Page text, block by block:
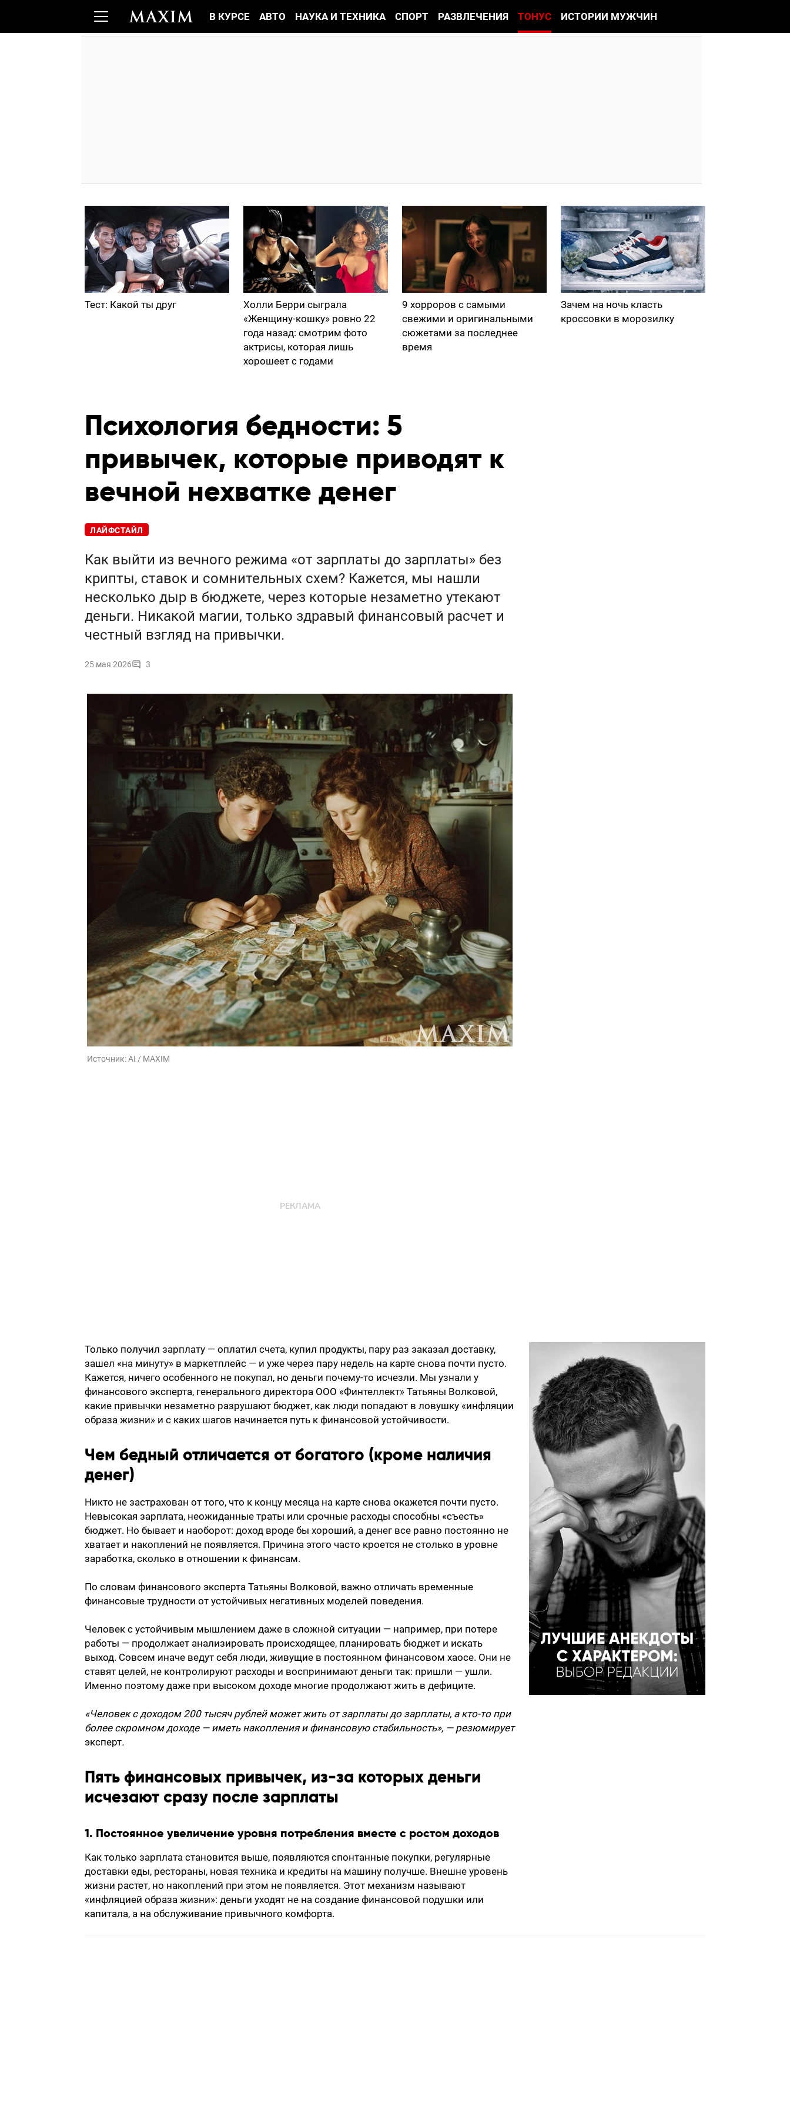
В КУРСЕ АВТО НАУКА И ТЕХНИКА СПОРТ РАЗВЛЕЧЕНИЯ ТОНУС ИСТОРИИ МУЖЧИН
Тест: Какой ты друг
Холли Берри сыграла
«Женщину-кошку» ровно 22
года назад: смотрим фото
актрисы, которая лишь
хорошеет с годами
9 хорроров с самыми
свежими и оригинальными
сюжетами за последнее
время
Зачем на ночь класть
кроссовки в морозилку
Психология бедности: 5
привычек, которые приводят к
вечной нехватке денег
ЛАЙФСТАЙЛ
Как выйти из вечного режима «от зарплаты до зарплаты» без
крипты, ставок и сомнительных схем? Кажется, мы нашли
несколько дыр в бюджете, через которые незаметно утекают
деньги. Никакой магии, только здравый финансовый расчет и
честный взгляд на привычки.
25 мая 2026 3
Источник:AI / MAXIM
Только получил зарплату — оплатил счета, купил продукты, пару раз заказал доставку,
зашел «на минуту» в маркетплейс — и уже через пару недель на карте снова почти пусто.
Кажется, ничего особенного не покупал, но деньги почему-то исчезли. Мы узнали у
финансового эксперта, генерального директора ООО «Финтеллект» Татьяны Волковой,
какие привычки незаметно разрушают бюджет, как люди попадают в ловушку «инфляции
образа жизни» и с каких шагов начинается путь к финансовой устойчивости.
Чем бедный отличается от богатого (кроме наличия
денег)
Никто не застрахован от того, что к концу месяца на карте снова окажется почти пусто.
Невысокая зарплата, неожиданные траты или срочные расходы способны «съесть»
бюджет. Но бывает и наоборот: доход вроде бы хороший, а денег все равно постоянно не
хватает и накоплений не появляется. Причина этого часто кроется не столько в уровне
заработка, сколько в отношении к финансам.
По словам финансового эксперта Татьяны Волковой, важно отличать временные
финансовые трудности от устойчивых негативных моделей поведения.
Человек с устойчивым мышлением даже в сложной ситуации — например, при потере
работы — продолжает анализировать происходящее, планировать бюджет и искать
выход. Совсем иначе ведут себя люди, живущие в постоянном финансовом хаосе. Они не
ставят целей, не контролируют расходы и воспринимают деньги так: пришли — ушли.
Именно поэтому даже при высоком доходе многие продолжают жить в дефиците.
«Человек с доходом 200 тысяч рублей может жить от зарплаты до зарплаты, а кто-то при
более скромном доходе — иметь накопления и финансовую стабильность», — резюмирует
эксперт.
Пять финансовых привычек, из-за которых деньги
исчезают сразу после зарплаты
1. Постоянное увеличение уровня потребления вместе с ростом доходов
Как только зарплата становится выше, появляются спонтанные покупки, регулярные
доставки еды, рестораны, новая техника и кредиты на машину получше. Внешне уровень
жизни растет, но накоплений при этом не появляется. Этот механизм называют
«инфляцией образа жизни»: деньги уходят не на создание финансовой подушки или
капитала, а на обслуживание привычного комфорта.